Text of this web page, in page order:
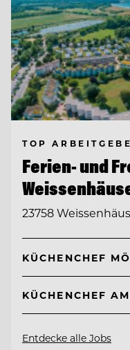
TOP
Ferien- und
23758
KÜCHENCHEF
KÜCHENCHEF
Entdecke alle Jobs